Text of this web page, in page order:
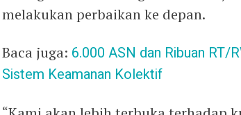
melakukan perbaikan ke depan.
Baca juga: 6.000 ASN dan Ribuan RT/
Sistem Keamanan Kolektif